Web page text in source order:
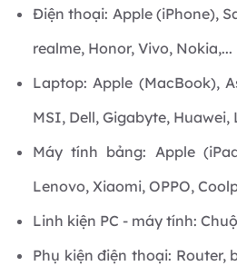
Điện thoại: Apple (iPhone),
realme, Honor, Vivo, Nokia,...
Laptop: Apple (MacBook),
MSI, Dell, Gigabyte, Huawei,
Máy tính bảng: Apple
Lenovo, Xiaomi, OPPO,
Linh kiện PC - máy tính:
Phụ kiện điện thoại: Router,